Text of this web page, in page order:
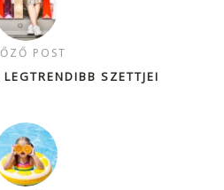
POST
SZETTJEI